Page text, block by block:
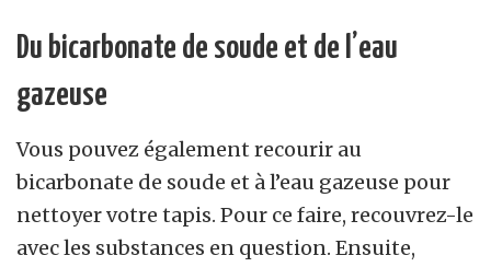
Du bicarbonate de soude et de l’eau
gazeuse
Vous pouvez également recourir au
bicarbonate de soude et à l’eau gazeuse pour
nettoyer votre tapis. Pour ce faire, recouvrez-le
avec les substances en question. Ensuite,